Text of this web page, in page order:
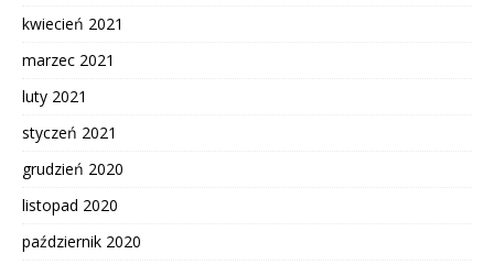
kwiecień 2021
marzec 2021
luty 2021
styczeń 2021
grudzień 2020
listopad 2020
październik 2020